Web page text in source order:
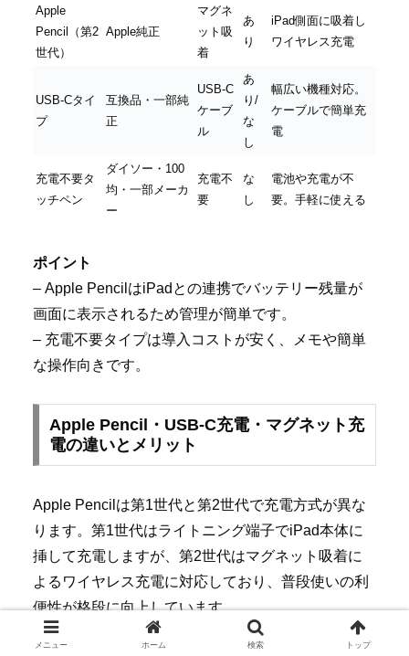
Apple
Pencil（第2
世代）
Apple純正
マグネ
ット吸
着
あ
り
iPad側面に吸着し
ワイヤレス充電
USB-Cタイ
プ
互換品・一部純
正
USB-C
ケーブ
ル
あ
り/
な
し
幅広い機種対応。
ケーブルで簡単充
電
充電不要タ
ッチペン
ダイソー・100
均・一部メーカ
ー
充電不
要
な
し
電池や充電が不
要。手軽に使える
ポイント
– Apple PencilはiPadとの連携でバッテリー残量が
画面に表示されるため管理が簡単です。
– 充電不要タイプは導入コストが安く、メモや簡単
な操作向きです。
Apple Pencil・USB-C充電・マグネット充
電の違いとメリット
Apple Pencilは第1世代と第2世代で充電方式が異な
ります。第1世代はライトニング端子でiPad本体に
挿して充電しますが、第2世代はマグネット吸着に
よるワイヤレス充電に対応しており、普段使いの利
便性が格段に向上しています。
メニュー ホーム 検索 トップ